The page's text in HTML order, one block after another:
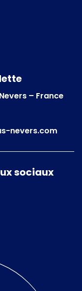
– France
nevers.com
sociaux